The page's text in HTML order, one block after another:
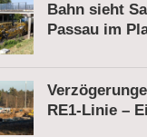
Bahn sieht
Passau im
RE1-Linie –